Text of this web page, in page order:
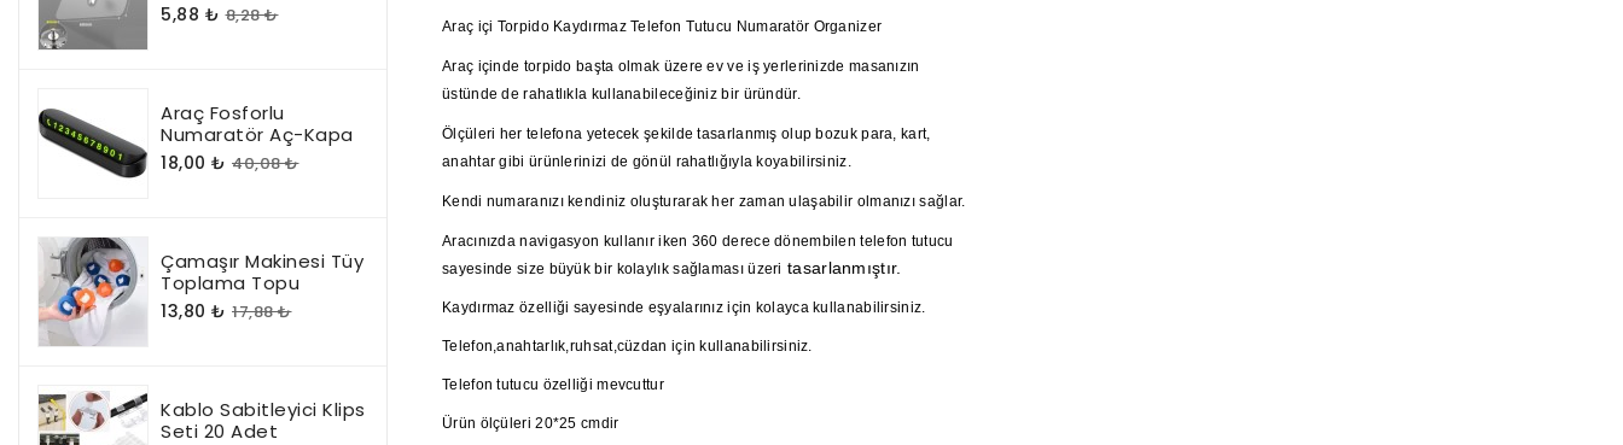
5,88 ₺ 8,28 ₺
Araç Fosforlu
Numaratör Aç-Kapa
18,00 ₺ 40,08 ₺
Çamaşır Makinesi Tüy
Toplama Topu
13,80 ₺ 17,88 ₺
Kablo Sabitleyici Klips
Seti 20 Adet
Araç içi Torpido Kaydırmaz Telefon Tutucu Numaratör Organizer
Araç içinde torpido başta olmak üzere ev ve iş yerlerinizde masanızın
üstünde de rahatlıkla kullanabileceğiniz bir üründür.
Ölçüleri her telefona yetecek şekilde tasarlanmış olup bozuk para, kart,
anahtar gibi ürünlerinizi de gönül rahatlığıyla koyabilirsiniz.
Kendi numaranızı kendiniz oluşturarak her zaman ulaşabilir olmanızı sağlar.
Aracınızda navigasyon kullanır iken 360 derece dönembilen telefon tutucu
sayesinde size büyük bir kolaylık sağlaması üzeri tasarlanmıştır.
Kaydırmaz özelliği sayesinde eşyalarınız için kolayca kullanabilirsiniz.
Telefon,anahtarlık,ruhsat,cüzdan için kullanabilirsiniz.
Telefon tutucu özelliği mevcuttur
Ürün ölçüleri 20*25 cmdir